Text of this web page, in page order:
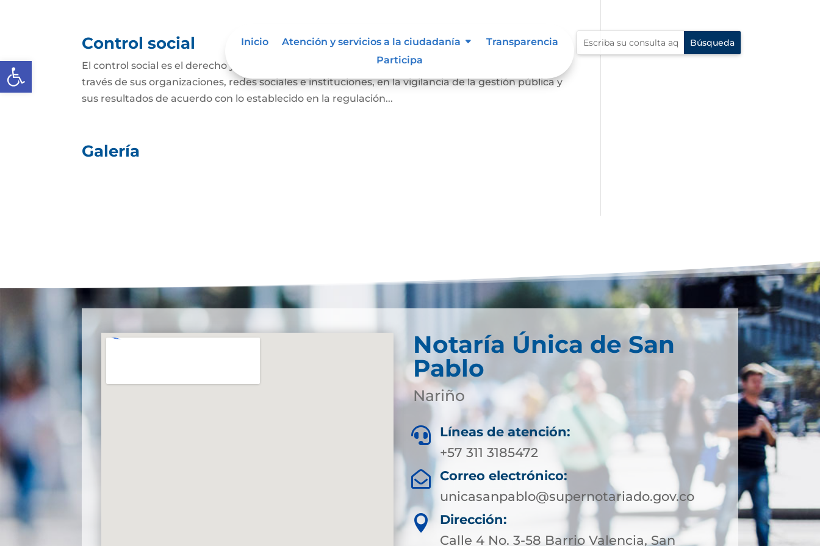
Abrir barra de herramientas
Inicio Atención y servicios a la ciudadanía
Transparencia
Participa
Control social
El control social es el derecho y el deber de los ciudadanos a participar, de manera individual o a
través de sus organizaciones, redes sociales e instituciones, en la vigilancia de la gestión pública y
sus resultados de acuerdo con lo establecido en la regulación...
Galería
Notaría Única de San
Pablo
Nariño

Líneas de atención:
+57 311 3185472

Correo electrónico:
unicasanpablo@supernotariado.gov.co

Dirección:
Calle 4 No. 3-58 Barrio Valencia, San